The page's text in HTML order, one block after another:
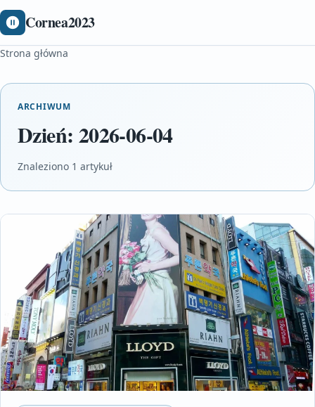
Cornea2023
Strona główna
ARCHIWUM
Dzień: 2026-06-04
Znaleziono 1 artykuł